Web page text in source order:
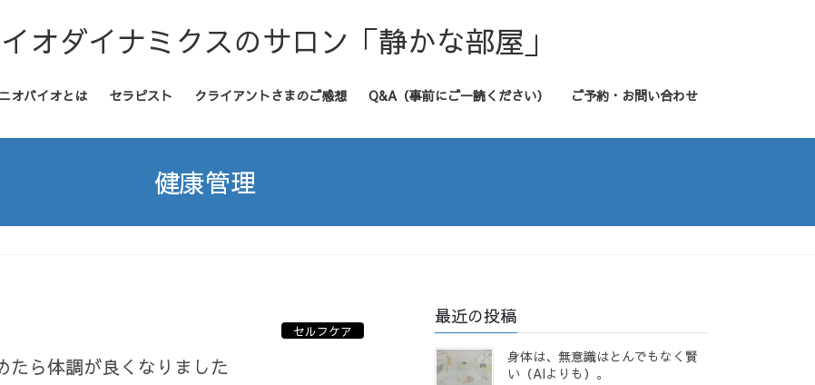
オダイナミクスのサロン「静かな部屋」
オバイオとは セラピスト クライアントさまのご感想 Q&A（事前にご一読ください） ご予約・お問い合わせ
健康管理
セルフケア
たら体調が良くなりました
最近の投稿
身体は、無意識はとんでもなく賢
い（AIよりも）。